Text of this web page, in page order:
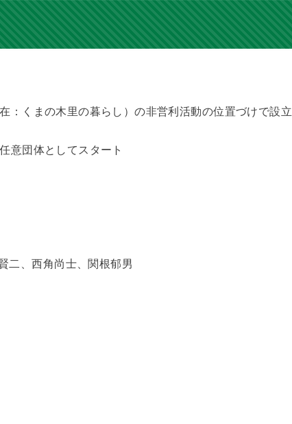
くまの木里の暮らし）の非営利活動の位置づけで設立
団体としてスタート
、西角尚士、関根郁男